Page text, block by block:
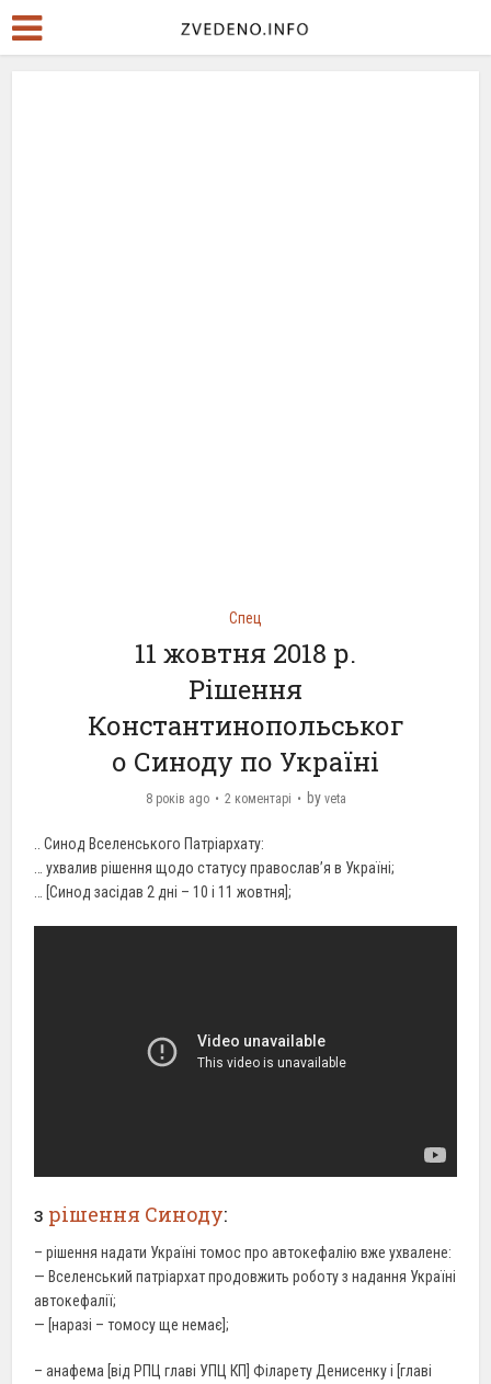
Спец
11 жовтня 2018 р.
Рішення
Константинопольськог
о Синоду по Україні
8 років ago 2 коментарі by veta
Синод Вселенського Патріархату:
ухвалив рішення щодо статусу православ’я в Україні;
… [Синод засідав 2 дні – 10 і 11 жовтня];
з рішення Синоду:
– рішення надати Україні томос про автокефалію вже ухвалене:
— Вселенський патріархат продовжить роботу з надання Україні
автокефалії;
— [наразі – томосу ще немає];
– анафема [від РПЦ главі УПЦ КП ] Філарету Денисенку і [главі